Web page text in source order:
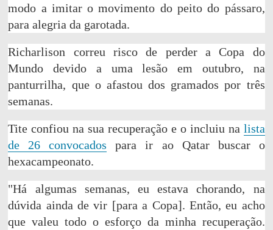
modo a imitar o movimento do peito do pássaro,
para alegria da garotada.
Richarlison correu risco de perder a Copa do
Mundo devido a uma lesão em outubro, na
panturrilha, que o afastou dos gramados por três
semanas.
Tite confiou na sua recuperação e o incluiu na lista
de 26 convocados para ir ao Qatar buscar o
hexacampeonato.
"Há algumas semanas, eu estava chorando, na
dúvida ainda de vir [para a Copa]. Então, eu acho
que valeu todo o esforço da minha recuperação.